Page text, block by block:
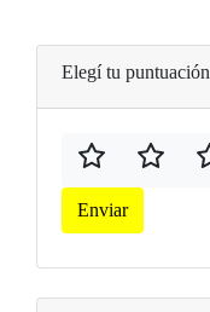
Elegí tu puntuación
Enviar